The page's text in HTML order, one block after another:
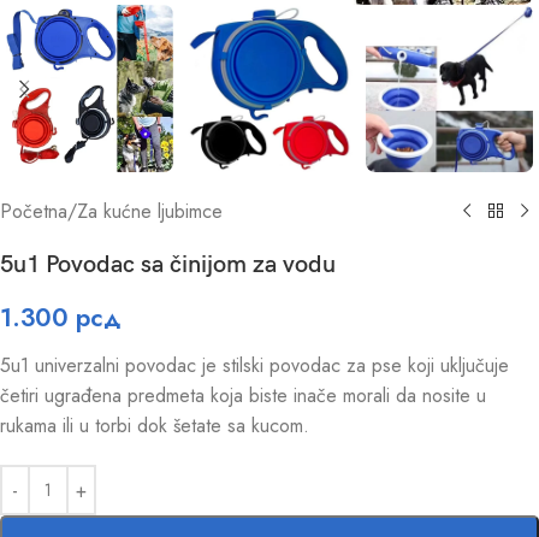
Početna/Za kućne ljubimce
5u1 Povodac sa činijom za vodu
1.300 рсд
5u1 univerzalni povodac je stilski povodac za pse koji uključuje
četiri ugrađena predmeta koja biste inače morali da nosite u
rukama ili u torbi dok šetate sa kucom.